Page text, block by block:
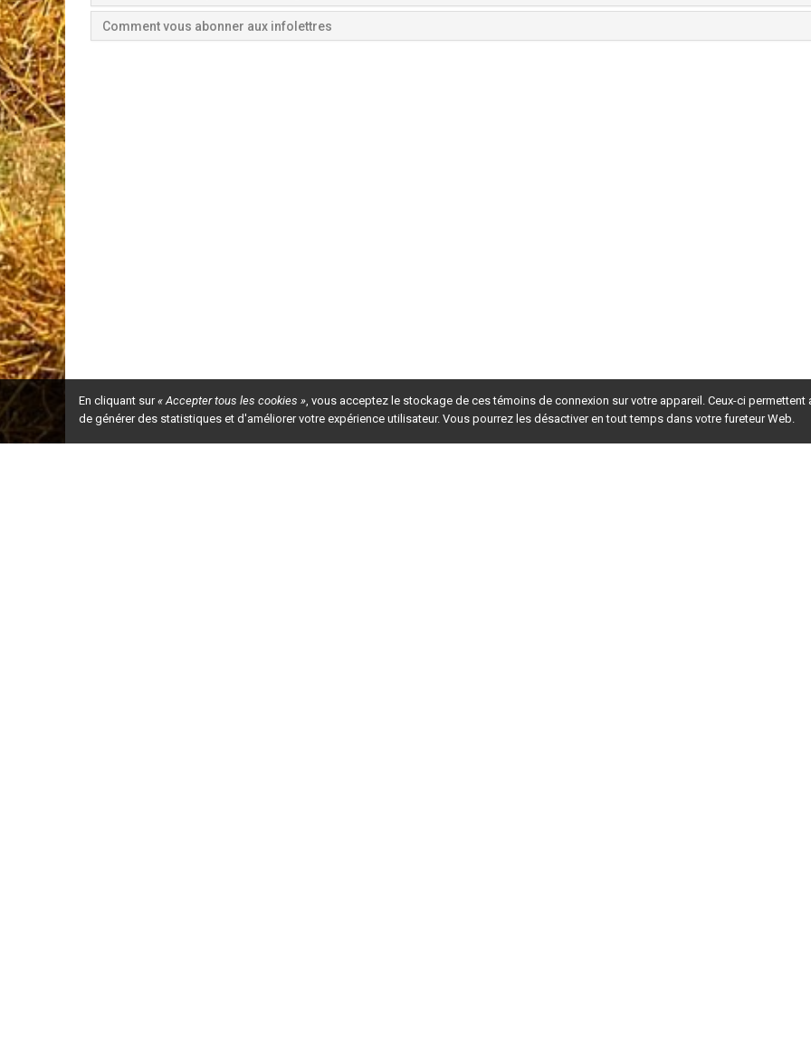
Comment vous abonner aux infolettres
En cliquant sur« Accepter tous les cookies », vous acceptez le stockage de ces témoins de connexion sur votre appareil. Ceux-ci permettent
de générer des statistiques et d'améliorer votre expérience utilisateur. Vous pourrez les désactiver en tout temps dans votre fureteur Web.